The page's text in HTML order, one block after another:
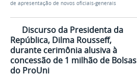
de apresentação de novos oficiais-generais
Discurso da Presidenta da
República, Dilma Rousseff,
durante cerimônia alusiva à
concessão de 1 milhão de Bolsas
do ProUni